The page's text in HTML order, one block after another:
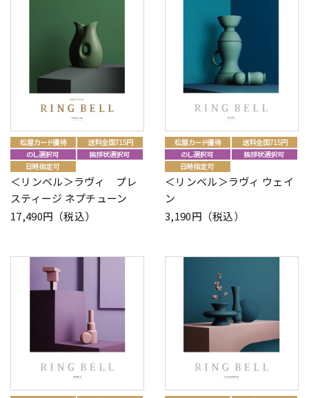
＜リンベル＞ラヴィ プレ
スティージ ネプチューン
17,490円（税込）
＜リンベル＞ラヴィ ウェイ
ン
3,190円（税込）